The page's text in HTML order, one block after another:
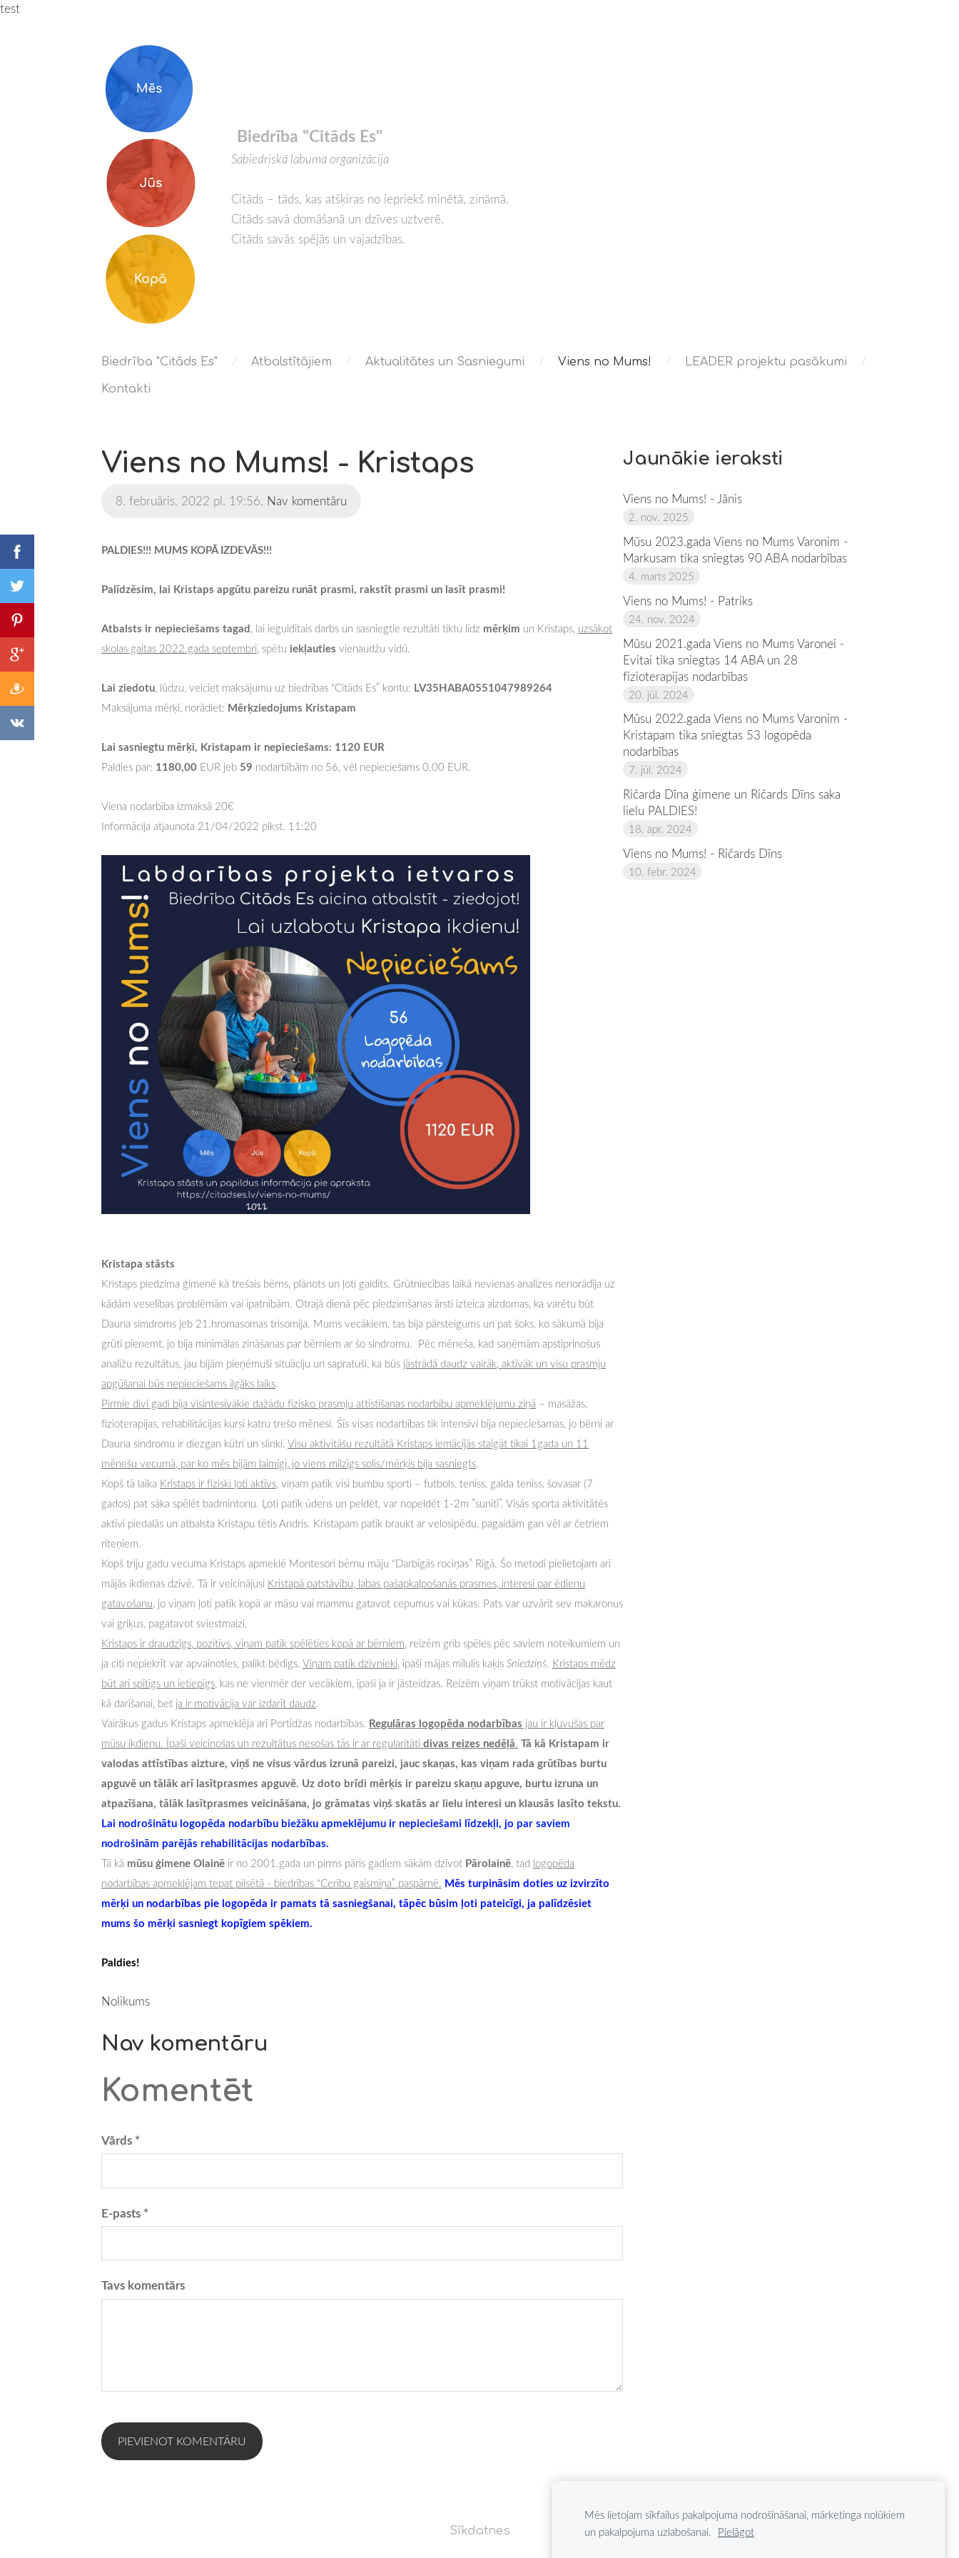
test
Biedrība "Citāds Es"
Sabiedriskā labuma organizācija
Citāds – tāds, kas atšķiras no iepriekš minētā, zināmā.
Citāds savā domāšanā un dzīves uztverē.
Citāds savās spējās un vajadzības.
Biedrība "Citāds Es" Atbalstītājiem Aktualitātes un Sasniegumi Viens no Mums! LEADER projektu pasākumi
Kontakti
Jaunākie ieraksti
Viens no Mums! - Jānis
2. nov. 2025
Mūsu 2023.gada Viens no Mums Varonim -
Markusam tika sniegtas 90 ABA nodarbības
4. marts 2025
Viens no Mums! - Patriks
24. nov. 2024
Mūsu 2021.gada Viens no Mums Varonei -
Evitai tika sniegtas 14 ABA un 28
fizioterapijas nodarbības
20. jūl. 2024
Mūsu 2022.gada Viens no Mums Varonim -
Kristapam tika sniegtas 53 logopēda
nodarbības
7. jūl. 2024
Ričarda Dīna ģimene un Ričards Dīns saka
lielu PALDIES!
18. apr. 2024
Viens no Mums! - Ričards Dīns
10. febr. 2024
Viens no Mums! - Kristaps
8. februāris, 2022 pl. 19:56, Nav komentāru
PALDIES!!! MUMS KOPĀ IZDEVĀS!!!
Palīdzēsim, lai Kristaps apgūtu pareizu runāt prasmi, rakstīt prasmi un lasīt prasmi!
Atbalsts ir nepieciešams tagad, lai ieguldītais darbs un sasniegtie rezultāti tiktu līdz mērķim un Kristaps, uzsākot
skolas gaitas 2022.gada septembrī, spētu iekļauties vienaudžu vidū.
Lai ziedotu, lūdzu, veiciet maksājumu uz biedrības “Citāds Es” kontu: LV35HABA0551047989264
Maksājuma mērķī, norādiet: Mērķziedojums Kristapam
Lai sasniegtu mērķi, Kristapam ir nepieciešams: 1120 EUR
Paldies par: 1180,00 EUR jeb 59 nodarbībām no 56, vēl nepieciešams 0.00 EUR.
Viena nodarbība izmaksā 20€
Informācija atjaunota 21/04/2022 plkst. 11:20
Kristapa stāsts
Kristaps piedzima ģimenē kā trešais bērns, plānots un ļoti gaidīts. Grūtniecības laikā nevienas analīzes nenorādīja uz
kādām veselības problēmām vai īpatnībām. Otrajā dienā pēc piedzimšanas ārsti izteica aizdomas, ka varētu būt
Dauna simdroms jeb 21.hromasomas trisomija. Mums vecākiem, tas bija pārsteigums un pat šoks, ko sākumā bija
grūti pieņemt, jo bija minimālas zināšanas par bērniem ar šo sindromu. Pēc mēneša, kad saņēmām apstiprinošus
analīžu rezultātus, jau bijām pieņēmuši situāciju un sapratuši, ka būs jāstrādā daudz vairāk, aktīvāk un visu prasmju
apgūšanai būs nepieciešams ilgāks laiks.
Pirmie divi gadi bija visintesīvākie dažādu fizisko prasmju attīstīšanas nodarbību apmeklējumu ziņā – masāžas,
fizioterapijas, rehabilitācijas kursi katru trešo mēnesi. Šīs visas nodarbības tik intensīvi bija nepieciešamas, jo bērni ar
Dauna sindromu ir diezgan kūtri un slinki. Visu aktivitāšu rezultātā Kristaps iemācījās staigāt tikai 1gada un 11
mēnešu vecumā, par ko mēs bijām laimīgi, jo viens milzīgs solis/mērķis bija sasniegts.
Kopš tā laika Kristaps ir fiziski ļoti aktīvs, viņam patīk visi bumbu sporti – futbols, teniss, galda teniss, šovasar (7
gados) pat sāka spēlēt badmintonu. Ļoti patīk ūdens un peldēt, var nopeldēt 1-2m ”sunītī”. Visās sporta aktivitātēs
aktīvi piedalās un atbalsta Kristapu tētis Andris. Kristapam patīk braukt ar velosipēdu, pagaidām gan vēl ar četriem
riteņiem.
Kopš triju gadu vecuma Kristaps apmeklē Montesori bērnu māju “Darbīgās rociņas” Rīgā. Šo metodi pielietojam arī
mājās ikdienas dzīvē. Tā ir veicinājusi Kristapā patstāvību, labas pašapkalpošanās prasmes, interesi par ēdienu
gatavošanu, jo viņam ļoti patīk kopā ar māsu vai mammu gatavot cepumus vai kūkas. Pats var uzvārīt sev makaronus
vai griķus, pagatavot sviestmaizi.
Kristaps ir draudzīgs, pozitīvs, viņam patīk spēlēties kopā ar bērniem, reizēm grib spēles pēc saviem noteikumiem un
ja citi nepiekrīt var apvainoties, palikt bēdīgs. Viņam patīk dzīvnieki, īpaši mājas mīlulis kaķis Sniedziņš. Kristaps mēdz
būt arī spītīgs un ietiepīgs, kas ne vienmēr der vecākiem, īpaši ja ir jāsteidzas. Reizēm viņam trūkst motivācijas kaut
kā darīšanai, bet ja ir motivācija var izdarīt daudz.
Vairākus gadus Kristaps apmeklēja arī Portidžas nodarbības. Regulāras logopēda nodarbības jau ir kļuvušas par
mūsu ikdienu. Īpaši veicinošas un rezultātus nesošas tās ir ar regularitāti divas reizes nedēļā. Tā kā Kristapam ir
valodas attīstības aizture, viņš ne visus vārdus izrunā pareizi, jauc skaņas, kas viņam rada grūtības burtu
apguvē un tālāk arī lasītprasmes apguvē. Uz doto brīdi mērķis ir pareizu skaņu apguve, burtu izruna un
atpazīšana, tālāk lasītprasmes veicināšana, jo grāmatas viņš skatās ar lielu interesi un klausās lasīto tekstu.
Lai nodrošinātu logopēda nodarbību biežāku apmeklējumu ir nepieciešami līdzekļi, jo par saviem
nodrošinām parējās rehabilitācijas nodarbības.
Tā kā mūsu ģimene Olainē ir no 2001.gada un pirms pāris gadiem sākām dzīvot Pārolainē, tad logopēda
nodarbības apmeklējam tepat pilsētā - biedrības “Cerību gaismiņa” paspārnē. Mēs turpināsim doties uz izvirzīto
mērķi un nodarbības pie logopēda ir pamats tā sasniegšanai, tāpēc būsim ļoti pateicīgi, ja palīdzēsiet
mums šo mērķi sasniegt kopīgiem spēkiem.
Paldies!
Nolikums
Nav komentāru
Komentēt
Vārds *
E-pasts *
Tavs komentārs
Sīkdatnes
Mēs lietojam sīkfailus pakalpojuma nodrošināšanai, mārketinga nolūkiem
un pakalpojuma uzlabošanai. Pielāgot